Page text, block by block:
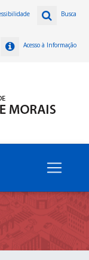
Busca
Acesso à Informação